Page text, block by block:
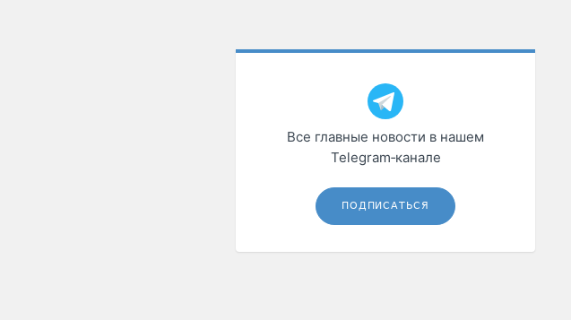
Все главные новости в нашем
Telegram‑канале
ПОДПИСАТЬСЯ